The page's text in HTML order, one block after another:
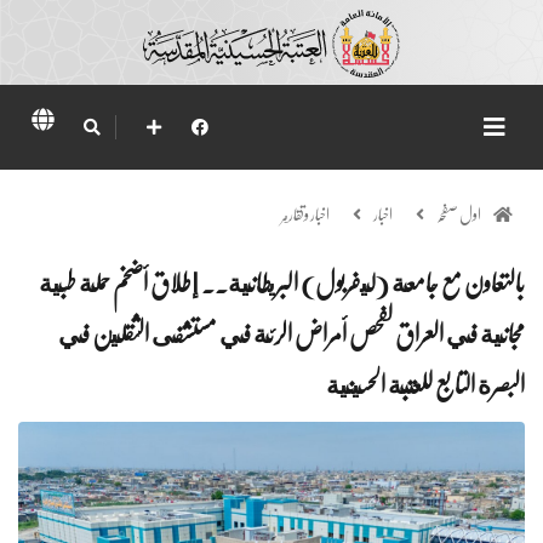
اول صفحہ اخبار اخبار وتقارير
بالتعاون مع جامعة (ليفربول) البريطانية.. إطلاق أضخم حملة طبية
مجانية في العراق لفحص أمراض الرئة في مستشفى الثقلين في
البصرة التابع للعتبة الحسينية